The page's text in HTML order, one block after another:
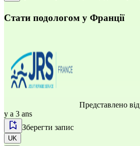
Стати подологом у Франції
Представлено від
y a 3 ans
Зберегти запис
UK